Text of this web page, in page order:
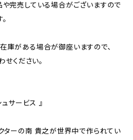
完売している場合がございますので
がある場合が御座いますので、
ください。
サービス 』
ターの南 貴之が世界中で作られてい